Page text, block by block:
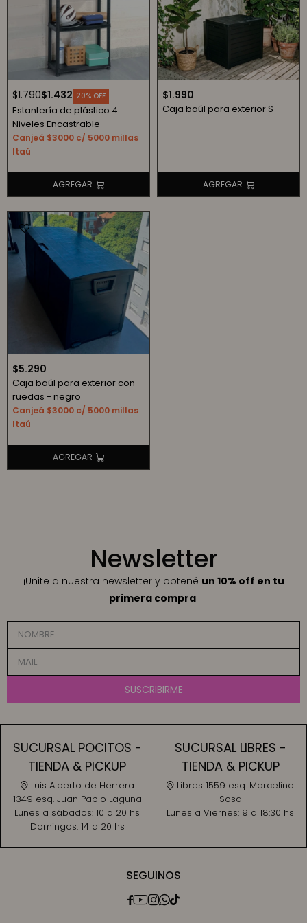
$1.432
$1.790 20
Estantería de plástico 4
Niveles Encastrable
Canjeá $3000 c/ 5000 millas
Itaú
$1.990
Caja baúl para exterior S
$5.290
Caja baúl para exterior con
ruedas - negro
Canjeá $3000 c/ 5000 millas
Itaú
SEGUINOS

Newsletter
¡Unite a nuestra newsletter y obtené un 10% off en tu
primera compra!
SUSCRIBIRME
SUCURSAL POCITOS -
TIENDA & PICKUP
Luis Alberto de Herrera
1349 esq. Juan Pablo Laguna
Lunes a sábados: 10 a 20 hs
Domingos: 14 a 20 hs
SUCURSAL LIBRES -
TIENDA & PICKUP
Libres 1559 esq. Marcelino
Sosa
Lunes a Viernes: 9 a 18:30 hs